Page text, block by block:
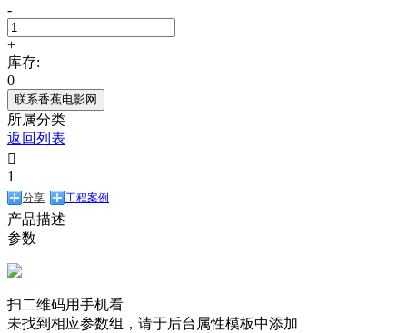
-
+
库存:
0
联系香蕉电影网
所属分类
返回列表

1
分享 工程案例
产品描述
参数
扫二维码用手机看
未找到相应参数组，请于后台属性模板中添加